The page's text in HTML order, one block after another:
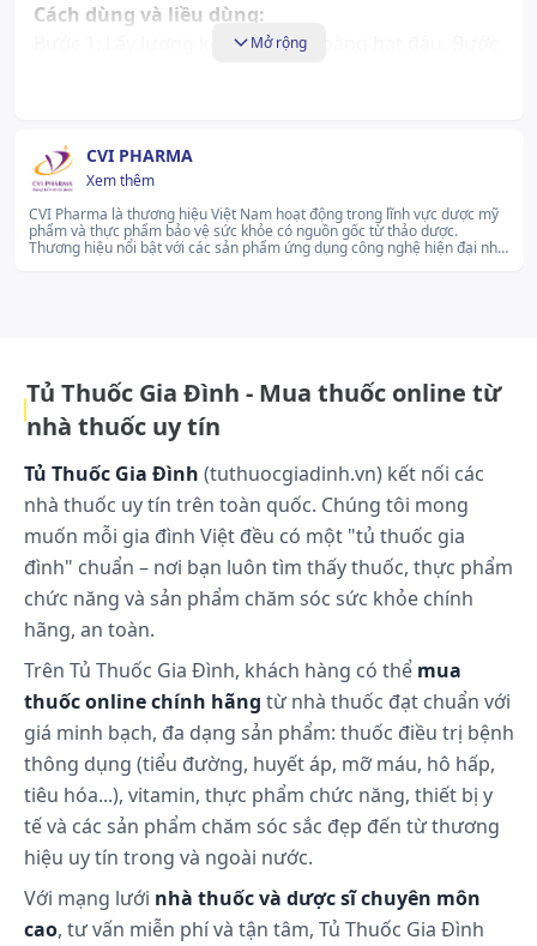
Cách dùng và liều dùng:
Bước 1: Lấy lượng kem rửa mặt bằng hạt đậu. Bước
4: Rửa thật sạch với nước. Sử dụng 2 lần sáng và tối.
Tác dụng phụ có thể gặp:
Chưa có thông tin
Cách bảo quản:
Tránh ánh sáng trực tiếp, nơi có nhiệt độ cao hoặc
ẩm ướt.
Mở rộng
CVI PHARMA
Xem thêm
CVI Pharma là thương hiệu Việt Nam hoạt động trong lĩnh vực dược mỹ
phẩm và thực phẩm bảo vệ sức khỏe có nguồn gốc từ thảo dược.
Thương hiệu nổi bật với các sản phẩm ứng dụng công nghệ hiện đại như
Tủ Thuốc Gia Đình - Mua thuốc online từ
nhà thuốc uy tín
Tủ Thuốc Gia Đình (tuthuocgiadinh.vn) kết nối các
nhà thuốc uy tín trên toàn quốc. Chúng tôi mong
muốn mỗi gia đình Việt đều có một "tủ thuốc gia
đình" chuẩn – nơi bạn luôn tìm thấy thuốc, thực phẩm
chức năng và sản phẩm chăm sóc sức khỏe chính
hãng, an toàn.
Trên Tủ Thuốc Gia Đình, khách hàng có thể mua
thuốc online chính hãng từ nhà thuốc đạt chuẩn với
giá minh bạch, đa dạng sản phẩm: thuốc điều trị bệnh
thông dụng (tiểu đường, huyết áp, mỡ máu, hô hấp,
tiêu hóa...), vitamin, thực phẩm chức năng, thiết bị y
tế và các sản phẩm chăm sóc sắc đẹp đến từ thương
hiệu uy tín trong và ngoài nước.
Với mạng lưới nhà thuốc và dược sĩ chuyên môn
cao, tư vấn miễn phí và tận tâm, Tủ Thuốc Gia Đình